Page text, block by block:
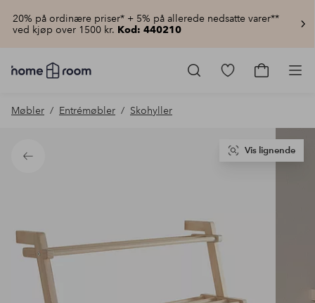
20% på ordinære priser* + 5% på allerede nedsatte varer**
ved kjøp over 1500 kr. Kod: 440210
Homeroom
–
hjemmet
pris
Gå
Gå
Møbler Entrémøbler Skohyller
Tilbake
Vis lignende